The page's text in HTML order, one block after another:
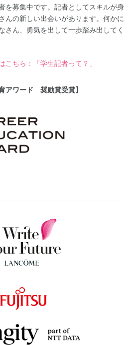
を募集中です。記者としてスキルが身
んの新しい出会いがあります。何かに
さん、勇気を出して一歩踏み出してく
こちら：「学生記者って？」
アワード 奨励賞受賞】